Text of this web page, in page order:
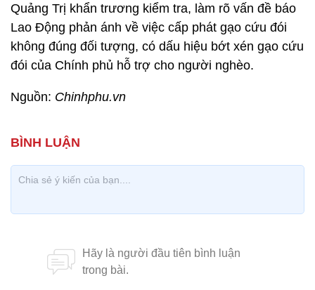
Quảng Trị khẩn trương kiểm tra, làm rõ vấn đề báo
Lao Động phản ánh về việc cấp phát gạo cứu đói
không đúng đối tượng, có dấu hiệu bớt xén gạo cứu
đói của Chính phủ hỗ trợ cho người nghèo.
Nguồn: Chinhphu.vn